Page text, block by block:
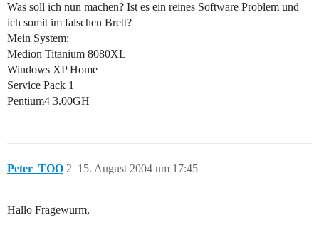
Was soll ich nun machen? Ist es ein reines Software Problem und
ich somit im falschen Brett?
Mein System:
Medion Titanium 8080XL
Windows XP Home
Service Pack 1
Pentium4 3.00GH
Peter_TOO 15. August 2004 um 17:45
2
Hallo Fragewurm,